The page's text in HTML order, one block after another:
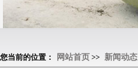
您当前的位置： 网站首页 >> 新闻动态